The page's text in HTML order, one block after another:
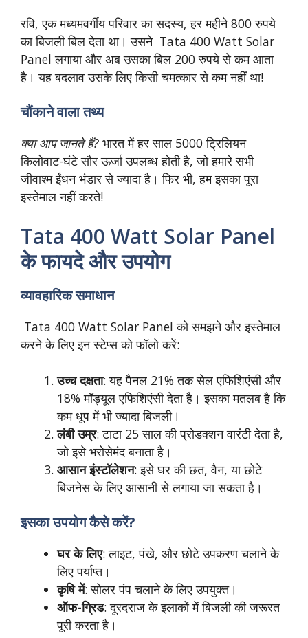
रवि, एक मध्यमवर्गीय परिवार का सदस्य, हर महीने 800 रुपये
का बिजली बिल देता था। उसने Tata 400 Watt Solar
Panel लगाया और अब उसका बिल 200 रुपये से कम आता
है। यह बदलाव उसके लिए किसी चमत्कार से कम नहीं था!
चौंकाने वाला तथ्य
क्या आप जानते हैं? भारत में हर साल 5000 ट्रिलियन
किलोवाट-घंटे सौर ऊर्जा उपलब्ध होती है, जो हमारे सभी
जीवाश्म ईंधन भंडार से ज्यादा है। फिर भी, हम इसका पूरा
इस्तेमाल नहीं करते!
Tata 400 Watt Solar Panel
के फायदे और उपयोग
व्यावहारिक समाधान
Tata 400 Watt Solar Panel को समझने और इस्तेमाल
करने के लिए इन स्टेप्स को फॉलो करें:
उच्च दक्षता: यह पैनल 21% तक सेल एफिशिएंसी और
18% मॉड्यूल एफिशिएंसी देता है। इसका मतलब है कि
कम धूप में भी ज्यादा बिजली।
लंबी उम्र: टाटा 25 साल की प्रोडक्शन वारंटी देता है,
जो इसे भरोसेमंद बनाता है।
आसान इंस्टॉलेशन: इसे घर की छत, वैन, या छोटे
बिजनेस के लिए आसानी से लगाया जा सकता है।
इसका उपयोग कैसे करें?
घर के लिए: लाइट, पंखे, और छोटे उपकरण चलाने के
लिए पर्याप्त।
कृषि में: सोलर पंप चलाने के लिए उपयुक्त।
ऑफ-ग्रिड: दूरदराज के इलाकों में बिजली की जरूरत
पूरी करता है।